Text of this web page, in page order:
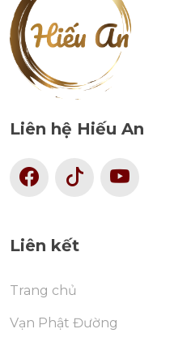
Liên hệ Hiếu An
Liên kết
Trang chủ
Vạn Phật Đường